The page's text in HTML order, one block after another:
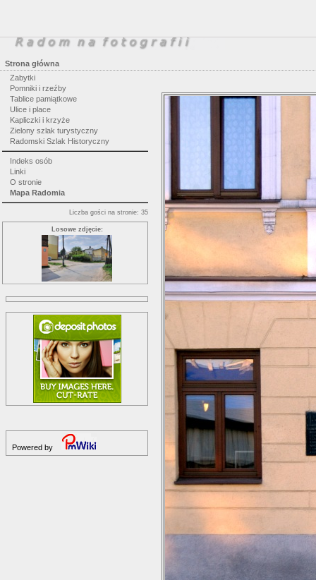
Strona główna
Zabytki
Pomniki i rzeźby
Tablice pamiątkowe
Ulice i place
Kapliczki i krzyże
Zielony szlak turystyczny
Radomski Szlak Historyczny
Indeks osób
Linki
O stronie
Mapa Radomia
Liczba gości na stronie: 35
Losowe zdjęcie:
Powered by